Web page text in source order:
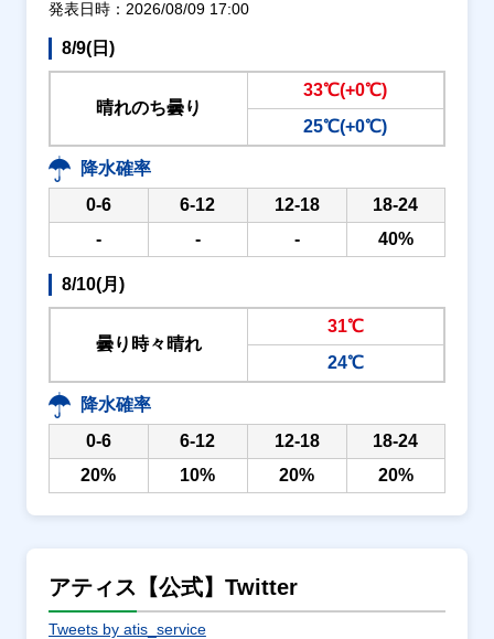
発表日時：2026/08/09 17:00
8/9(日)
晴れのち曇り
33℃(+0℃)
25℃(+0℃)
降水確率
0-6
6-12 12-18
18-24
-
- - 40%
8/10(月)
曇り時々晴れ
31℃
24℃
降水確率
0-6
6-12 12-18
18-24
20%
10% 20% 20%
アティス【公式】Twitter
Tweets by atis_service